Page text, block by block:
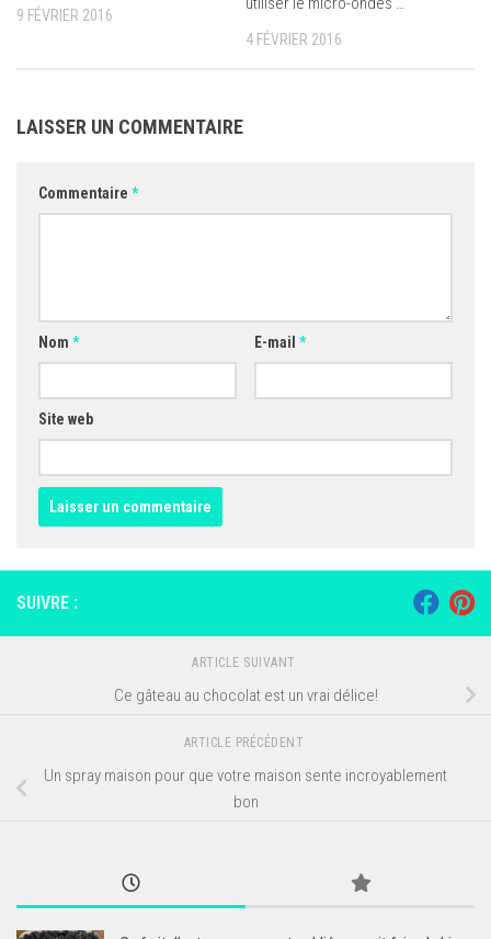
9 FÉVRIER 2016
4 FÉVRIER 2016
LAISSER UN COMMENTAIRE
Commentaire *
Nom * E-mail *
Site web
SUIVRE :
ARTICLE SUIVANT
Ce gâteau au chocolat est un vrai délice!
ARTICLE PRÉCÉDENT
Un spray maison pour que votre maison sente incroyablement
bon